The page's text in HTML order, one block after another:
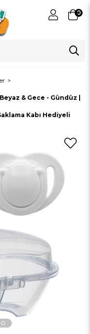
0
& Gece - Gündüz |
Kabı Hediyeli